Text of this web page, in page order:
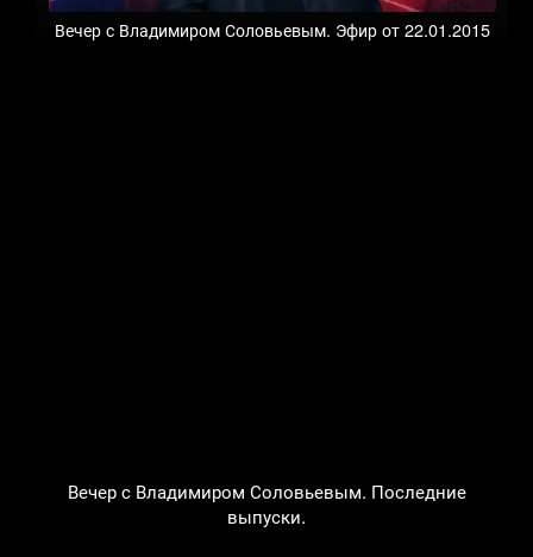
Вечер с Владимиром Соловьевым. Эфир от 22.01.2015
Вечер с Владимиром Соловьевым. Последние
выпуски.